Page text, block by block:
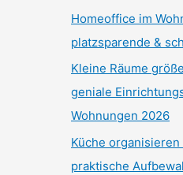
Homeoffice im
platzsparende &
Kleine Räume
geniale
Wohnungen 2026
Küche organisieren
praktische